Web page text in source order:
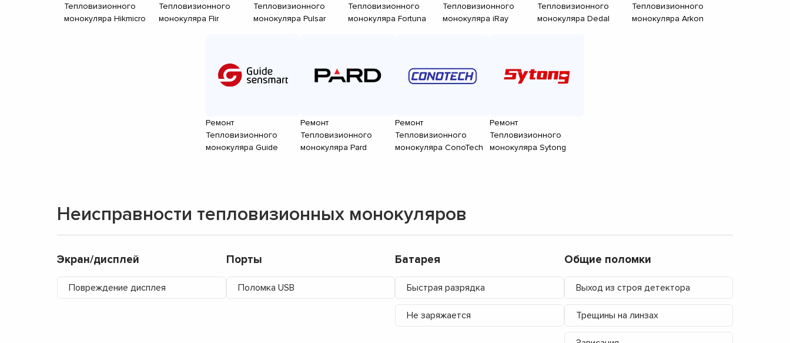
Тепловизионного
монокуляра Hikmicro
Тепловизионного
монокуляра Flir
Тепловизионного
монокуляра Pulsar
Тепловизионного
монокуляра Fortuna
Тепловизионного
монокуляра iRay
Тепловизионного
монокуляра Dedal
Тепловизионного
монокуляра Arkon
Ремонт
Тепловизионного
монокуляра Guide
Ремонт
Тепловизионного
монокуляра Pard
Ремонт
Тепловизионного
монокуляра ConoTech
Ремонт
Тепловизионного
монокуляра Sytong
Неисправности тепловизионных монокуляров
Экран/дисплей
Повреждение дисплея
Порты
Поломка USB
Батарея
Быстрая разрядка
Не заряжается
Общие поломки
Выход из строя детектора
Трещины на линзах